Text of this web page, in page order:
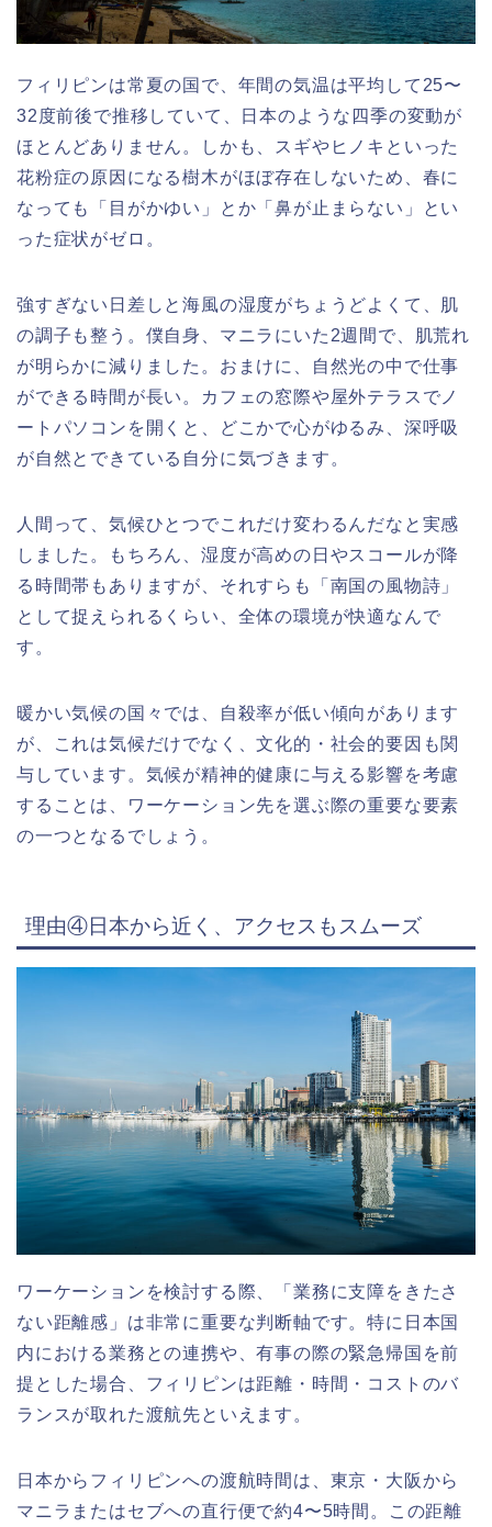
フィリピンは常夏の国で、年間の気温は平均して25〜
32度前後で推移していて、日本のような四季の変動が
ほとんどありません。しかも、スギやヒノキといった
花粉症の原因になる樹木がほぼ存在しないため、春に
なっても「目がかゆい」とか「鼻が止まらない」とい
った症状がゼロ。
強すぎない日差しと海風の湿度がちょうどよくて、肌
の調子も整う。僕自身、マニラにいた2週間で、肌荒れ
が明らかに減りました。おまけに、自然光の中で仕事
ができる時間が長い。カフェの窓際や屋外テラスでノ
ートパソコンを開くと、どこかで心がゆるみ、深呼吸
が自然とできている自分に気づきます。
人間って、気候ひとつでこれだけ変わるんだなと実感
しました。もちろん、湿度が高めの日やスコールが降
る時間帯もありますが、それすらも「南国の風物詩」
として捉えられるくらい、全体の環境が快適なんで
す。
暖かい気候の国々では、自殺率が低い傾向があります
が、これは気候だけでなく、文化的・社会的要因も関
与しています。気候が精神的健康に与える影響を考慮
することは、ワーケーション先を選ぶ際の重要な要素
の一つとなるでしょう。
理由④日本から近く、アクセスもスムーズ
ワーケーションを検討する際、「業務に支障をきたさ
ない距離感」は非常に重要な判断軸です。特に日本国
内における業務との連携や、有事の際の緊急帰国を前
提とした場合、フィリピンは距離・時間・コストのバ
ランスが取れた渡航先といえます。
日本からフィリピンへの渡航時間は、東京・大阪から
マニラまたはセブへの直行便で約4〜5時間 。この距離